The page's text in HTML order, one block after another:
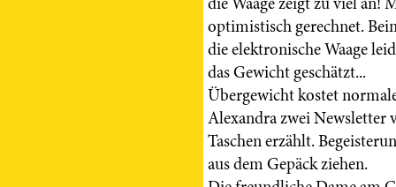
optimistisch gerechnet.
die elektronische Waage
das Gewicht geschätzt...
Übergewicht kostet
Alexandra zwei
Taschen erzählt.
aus dem Gepäck ziehen.